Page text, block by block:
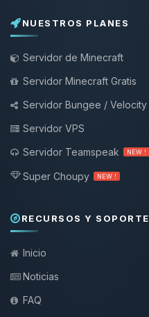
NUESTROS PLANES
Servidor de Minecraft
Servidor Minecraft Gratis
Servidor Bungee / Velocity
Servidor VPS
Servidor Teamspeak
NEW !
Super Choupy NEW !
RECURSOS Y SOPORTE
Inicio
Noticias
FAQ